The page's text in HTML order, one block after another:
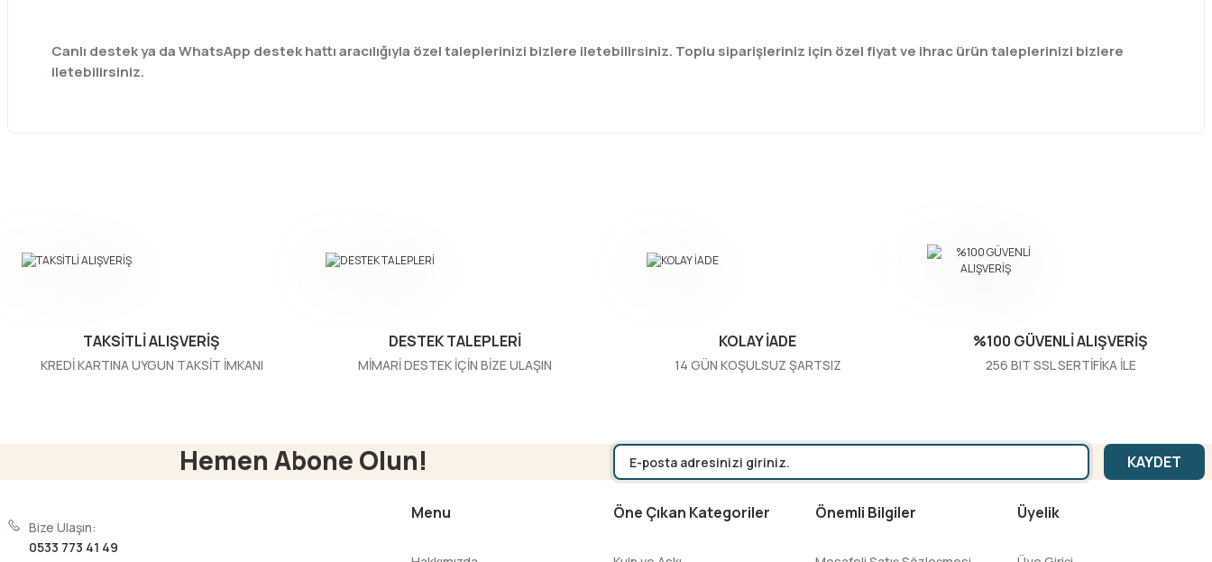
Canlı destek ya da WhatsApp destek hattı aracılığıyla özel taleplerinizi bizlere iletebilirsiniz. Toplu siparişleriniz için özel fiyat ve ihrac ürün taleplerinizi bizlere
iletebilirsiniz.
Ürün bilgilerinde hatalar bulunuyor.
Gönder
TAKSİTLİ ALIŞVERİŞ
KREDİ KARTINA UYGUN TAKSİT İMKANI
DESTEK TALEPLERİ
MİMARİ DESTEK İÇİN BİZE ULAŞIN
KOLAY İADE
14 GÜN KOŞULSUZ ŞARTSIZ
%100 GÜVENLİ ALIŞVERİŞ
256 BIT SSL SERTİFİKA İLE
Hemen Abone Olun! KAYDET
Bize Ulaşın:
0533 773 41 49
Menu Öne Çıkan Kategoriler Önemli Bilgiler Üyelik